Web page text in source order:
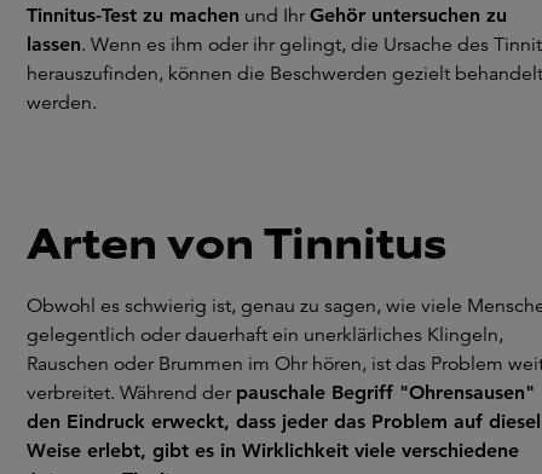
Tinnitus-Test zu machen und IhrGehör untersuchen zu
lassen. Wenn es ihm oder ihr gelingt, die Ursache des
herauszufinden, können die Beschwerden gezielt behandelt
werden.
Arten von Tinnitus
Obwohl es schwierig ist, genau zu sagen, wie viele
gelegentlich oder dauerhaft ein unerklärliches Klingeln,
Rauschen oder Brummen im Ohr hören, ist das Problem
verbreitet. Während der pauschale Begriff "Ohrensausen"
den Eindruck erweckt, dass jeder das Problem auf
Weise erlebt, gibt es in Wirklichkeit viele verschiedene